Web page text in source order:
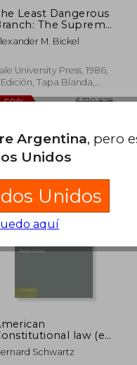
50%
dcto. $
Least Dangerous
The Supreme
at the bar of
(en Inglés)
M. Bickel
University Press, 1986,
Tapa Blanda,
law (en
Schwartz
Argentina, pero
Unidos
Unidos
aquí